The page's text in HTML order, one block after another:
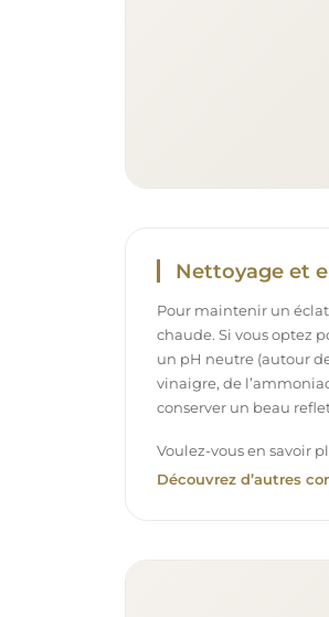
Nettoyage et
Pour maintenir un
chaude. Si vous optez
un pH neutre (autour
vinaigre, de
conserver un beau
Voulez-vous en savoir
Découvrez d’autres